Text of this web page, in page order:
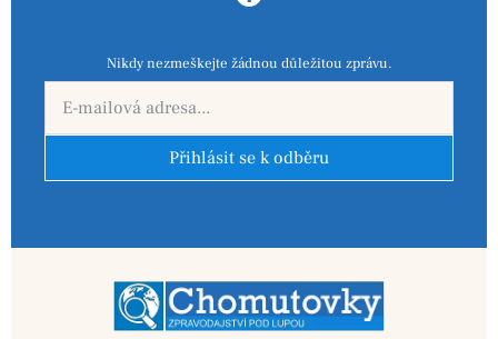
Nikdy nezmeškejte žádnou důležitou zprávu.
Přihlásit se k odběru